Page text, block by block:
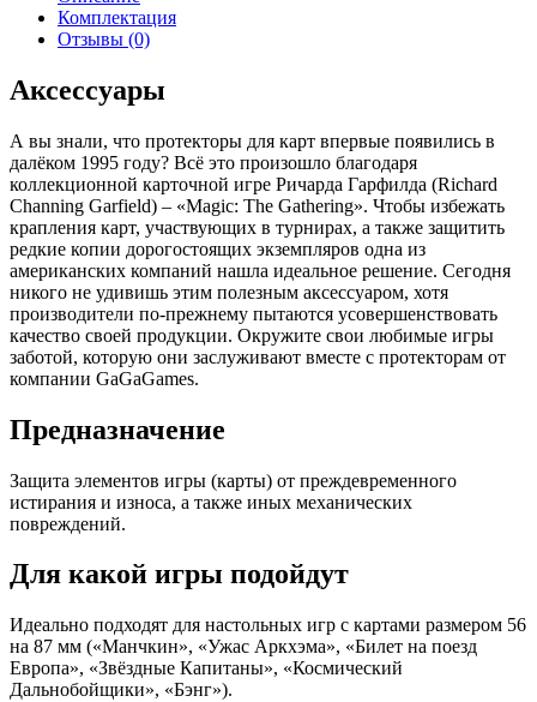
Комплектация
Отзывы (0)
Аксессуары
А вы знали, что протекторы для карт впервые появились в
далёком 1995 году? Всё это произошло благодаря
коллекционной карточной игре Ричарда Гарфилда (Richard
Channing Garfield) – «Magic: The Gathering». Чтобы избежать
крапления карт, участвующих в турнирах, а также защитить
редкие копии дорогостоящих экземпляров одна из
американских компаний нашла идеальное решение. Сегодня
никого не удивишь этим полезным аксессуаром, хотя
производители по-прежнему пытаются усовершенствовать
качество своей продукции. Окружите свои любимые игры
заботой, которую они заслуживают вместе с протекторам от
компании GaGaGames.
Предназначение
Защита элементов игры (карты) от преждевременного
истирания и износа, а также иных механических
повреждений.
Для какой игры подойдут
Идеально подходят для настольных игр с картами размером 56
на 87 мм («Манчкин», «Ужас Аркхэма», «Билет на поезд
Европа», «Звёздные Капитаны», «Космический
Дальнобойщики», «Бэнг»).